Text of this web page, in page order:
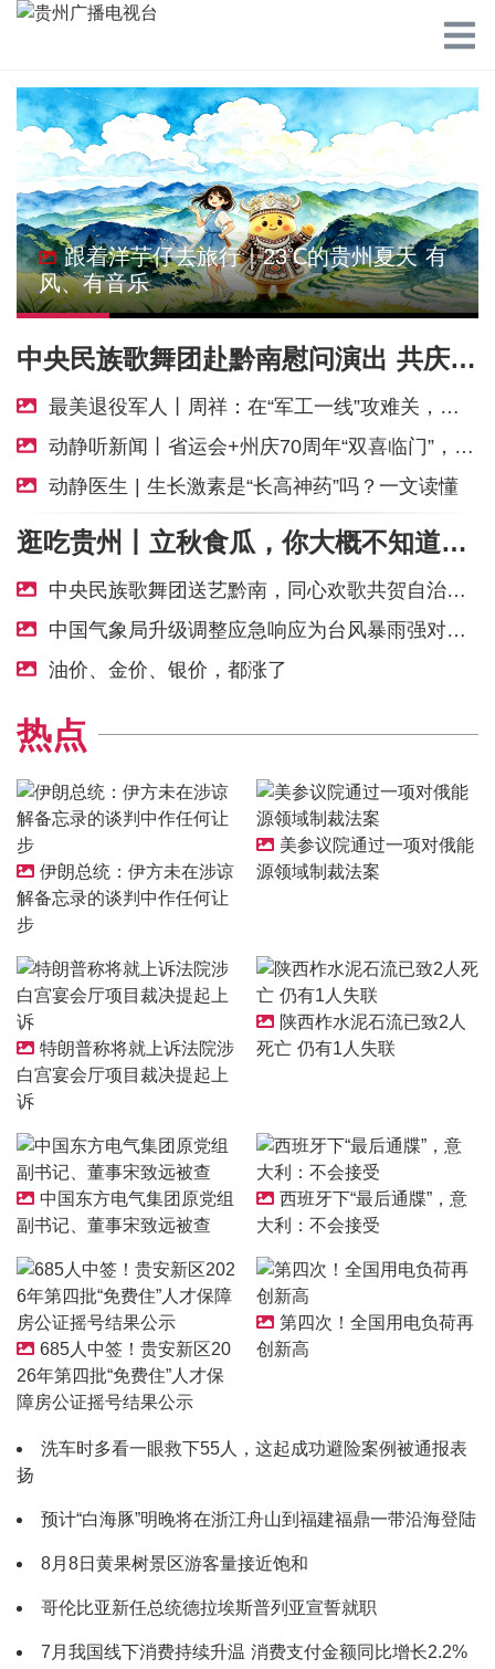
跟着洋芋仔去旅行｜23℃的贵州夏天 有
风、有音乐
中央民族歌舞团赴黔南慰问演出 共庆黔南州成立70周年
最美退役军人丨周祥：在“军工一线”攻难关，在方寸之间守初心
动静听新闻丨省运会+州庆70周年“双喜临门”，黔南州释放惠民红利丨用一首歌“打开贵州”！周深新曲《每个人》上线丨前7个月我国货物贸易进出口超30万亿元丨伊朗拟禁止敌对方通行霍尔木兹海峡
动静医生 | 生长激素是“长高神药”吗？一文读懂
逛吃贵州丨立秋食瓜，你大概不知道的是苦瓜也可当水果吃
中央民族歌舞团送艺黔南，同心欢歌共贺自治州成立七十载
中国气象局升级调整应急响应为台风暴雨强对流三级
油价、金价、银价，都涨了
热点
伊朗总统：伊方未在涉谅
解备忘录的谈判中作任何让
步
美参议院通过一项对俄能
源领域制裁法案
特朗普称将就上诉法院涉
白宫宴会厅项目裁决提起上
诉
陕西柞水泥石流已致2人
死亡 仍有1人失联
中国东方电气集团原党组
副书记、董事宋致远被查
西班牙下“最后通牒”，意
大利：不会接受
685人中签！贵安新区20
26年第四批“免费住”人才保
障房公证摇号结果公示
第四次！全国用电负荷再
创新高
洗车时多看一眼救下55人，这起成功避险案例被通报表
扬
预计“白海豚”明晚将在浙江舟山到福建福鼎一带沿海登陆
8月8日黄果树景区游客量接近饱和
哥伦比亚新任总统德拉埃斯普列亚宣誓就职
7月我国线下消费持续升温 消费支付金额同比增长2.2%